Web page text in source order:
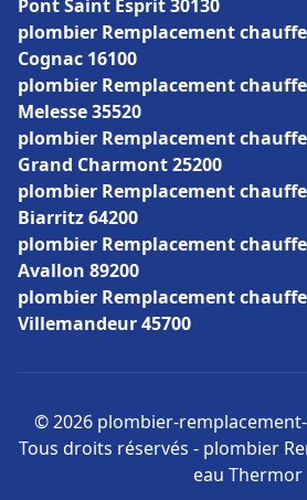
Pont Saint Esprit 30130
plombier Remplacement
Cognac 16100
plombier Remplacement
Melesse 35520
plombier Remplacement
Grand Charmont 25200
plombier Remplacement
Biarritz 64200
plombier Remplacement
Avallon 89200
plombier Remplacement
Villemandeur 45700
© 2026 plombier-
Tous droits réservés - plombier
eau Thermor